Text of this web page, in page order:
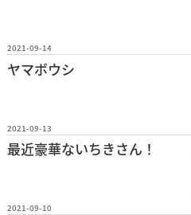
2021-09-14
ヤマボウシ
2021-09-13
最近豪華ないちきさん！
2021-09-10